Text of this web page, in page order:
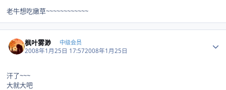
老牛想吃嫩草~~~~~~~~~~~~
枫叶雾渺 中级会员
2008年1月25日 17:572008年1月25日
汗了~~~
大就大吧